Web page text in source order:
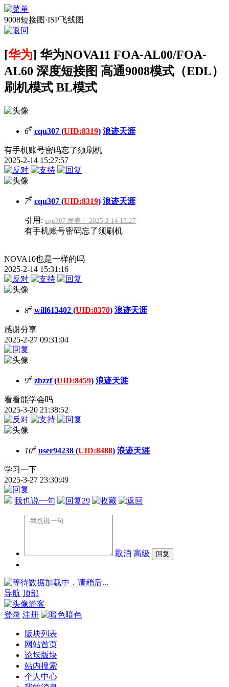
9008短接图·ISP飞线图
[华为] 华为NOVA11 FOA-AL00/FOA-
AL60 深度短接图 高通9008模式（EDL）
刷机模式 BL模式
6# cqu307 (UID:8319) 浪迹天涯
有手机账号密码忘了须刷机
2025-2-14 15:27:57
7# cqu307 (UID:8319) 浪迹天涯
引用: cqu307 发表于 2025-2-14 15:27
有手机账号密码忘了须刷机
NOVA10也是一样的吗
2025-2-14 15:31:16
8# will613402 (UID:8370) 浪迹天涯
感谢分享
2025-2-27 09:31:04
9# zbzzf (UID:8459) 浪迹天涯
看看能学会吗
2025-3-20 21:38:52
10# user94238 (UID:8488) 浪迹天涯
学习一下
2025-3-27 23:30:49
我也说一句 29
取消 高级
数据加载中，请稍后...
导航 顶部
游客
登录 注册 暗色
版块列表
网站首页
论坛版块
站内搜索
个人中心